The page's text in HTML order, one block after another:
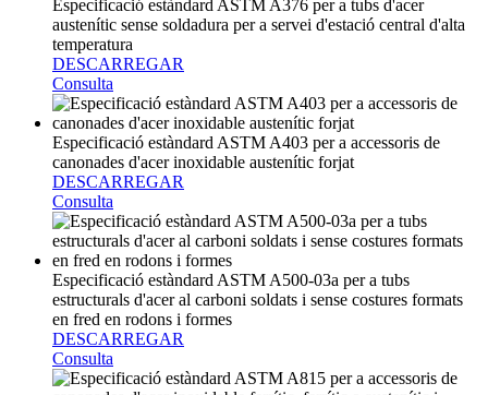
Especificació estàndard ASTM A376 per a tubs d'acer
austenític sense soldadura per a servei d'estació central d'alta
temperatura
DESCARREGAR
Consulta
Especificació estàndard ASTM A403 per a accessoris de
canonades d'acer inoxidable austenític forjat
DESCARREGAR
Consulta
Especificació estàndard ASTM A500-03a per a tubs
estructurals d'acer al carboni soldats i sense costures formats
en fred en rodons i formes
DESCARREGAR
Consulta